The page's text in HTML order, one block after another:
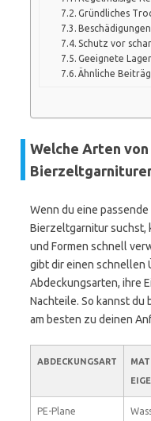
Gründliches
Schutz vor
Geeignete
Ähnliche
Welche Arten
Wenn du eine
Bierzeltgarnitur suchst,
und Formen schnell
gibt dir einen schnellen
Abdeckungsarten, ihre
Nachteile. So kannst du
am besten zu deinen
ABDECKUNGSART
PE-Plane